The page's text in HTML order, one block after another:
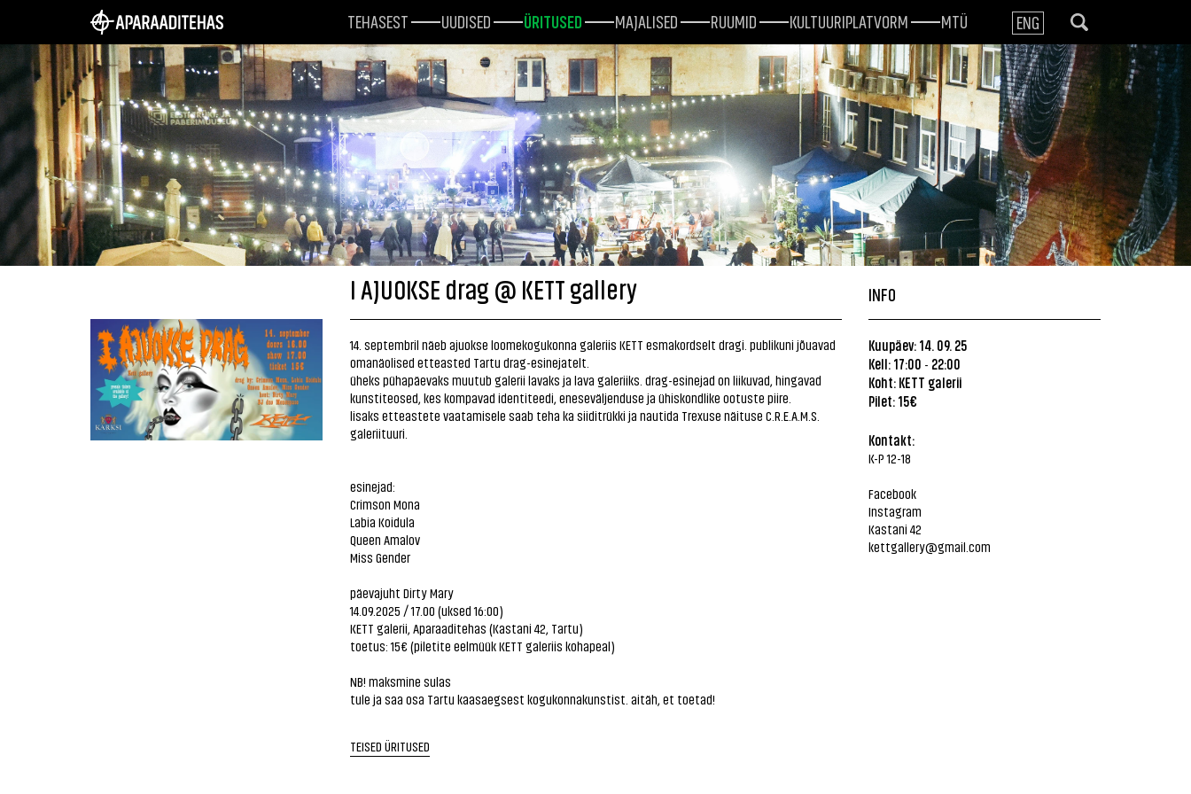
TEHASEST UUDISED ÜRITUSED MAJALISED RUUMID KULTUURIPLATVORM MTÜ ENG
I AJUOKSE drag @ KETT gallery
14. septembril näeb ajuokse loomekogukonna galeriis KETT esmakordselt dragi. publikuni jõuavad
omanäolised etteasted Tartu drag-esinejatelt.
üheks pühapäevaks muutub galerii lavaks ja lava galeriiks. drag-esinejad on liikuvad, hingavad
kunstiteosed, kes kompavad identiteedi, eneseväljenduse ja ühiskondlike ootuste piire.
lisaks etteastete vaatamisele saab teha ka siiditrükki ja nautida Trexuse näituse C.R.E.A.M.S.
galeriituuri.
esinejad:
Crimson Mona
Labia Koidula
Queen Amalov
Miss Gender
päevajuht Dirty Mary
14.09.2025 / 17.00 (uksed 16:00)
KETT galerii, Aparaaditehas (Kastani 42, Tartu)
toetus: 15€ (piletite eelmüük KETT galeriis kohapeal)
NB! maksmine sulas
tule ja saa osa Tartu kaasaegsest kogukonnakunstist. aitäh, et toetad!
TEISED ÜRITUSED
INFO
Kuupäev: 14. 09. 25
Kell: 17:00 - 22:00
Koht: KETT galerii
Pilet: 15€
Kontakt:
K-P 12-18
Facebook
Instagram
Kastani 42
kettgallery@gmail.com